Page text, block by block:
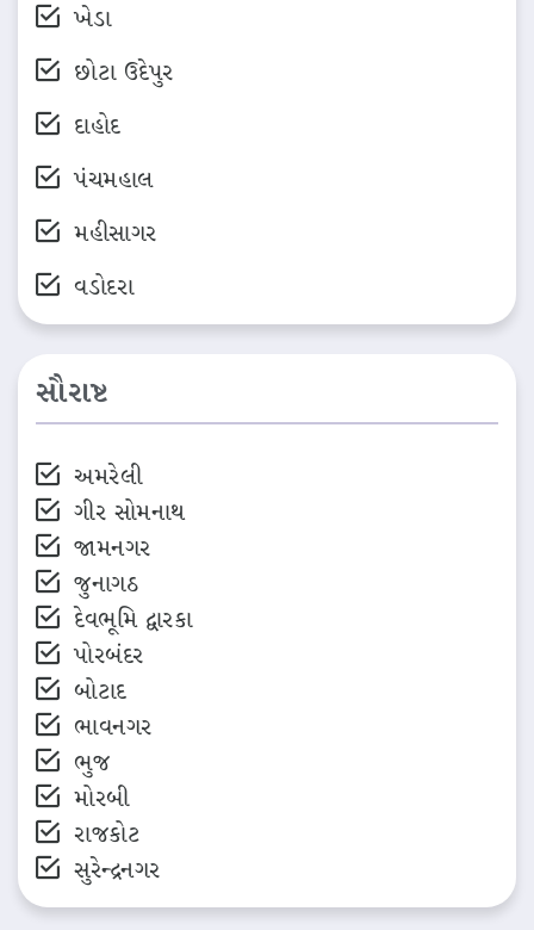
ખેડા
છોટા ઉદેપુર
દાહોદ
પંચમહાલ
મહીસાગર
વડોદરા
સૌરાષ્ટ
અમરેલી
ગીર સોમનાથ
જામનગર
જુનાગઠ
દેવભૂમિ દ્વારકા
પોરબંદર
બોટાદ
ભાવનગર
ભુજ
મોરબી
રાજકોટ
સુરેન્દ્રનગર